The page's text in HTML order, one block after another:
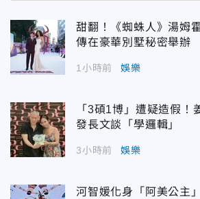
甜翻！《蜘蛛人》湯姆
傳在豪華別墅秘密舉辦
1小時前 娛樂
「3碩1博」遭疑造假！
發長文談「學邏輯」
3小時前 娛樂
河智媛化身「阿美公主